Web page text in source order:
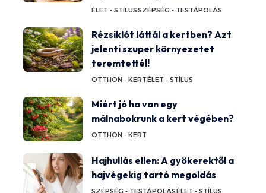
ÉLET - STÍLUSSZÉPSÉG - TESTÁPOLÁS
Rézsiklót láttál a kertben? Azt
jelenti szuper környezetet
teremtettél!
OTTHON - KERTÉLET - STÍLUS
Miért jó ha van egy
málnabokrunk a kert végében?
OTTHON - KERT
Hajhullás ellen: A gyökerektől a
hajvégekig tartó megoldás
SZÉPSÉG - TESTÁPOLÁSÉLET - STÍLUS